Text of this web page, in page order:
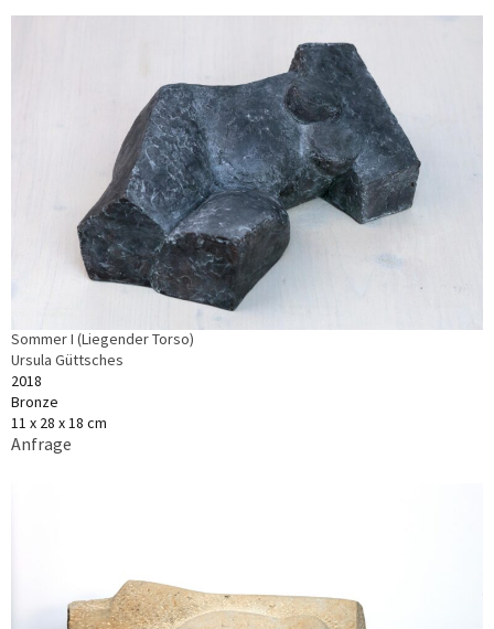
Sommer I (Liegender Torso)
Ursula Güttsches
2018
Bronze
11 x 28 x 18 cm
Anfrage